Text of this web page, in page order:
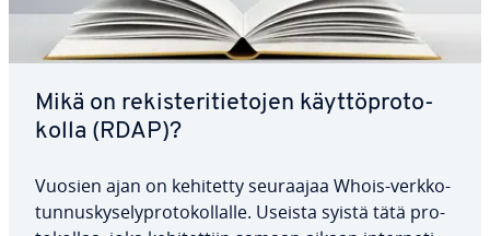
Mikä on re­kis­te­ri­tie­to­jen käyt­töpro­to­
kol­la (RDAP)?
Vuosien ajan on kehitetty seuraajaa Whois-verk­ko­
tun­nus­ky­se­lypro­to­kol­lal­le. Useista syistä tätä pro­